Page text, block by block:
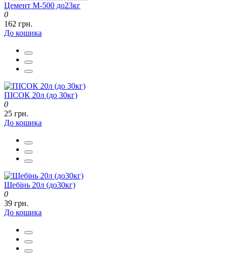
Цемент М-500 до23кг
0
162 грн.
До кошика
ПІСОК 20л (до 30кг)
0
25 грн.
До кошика
Щебінь 20л (до30кг)
0
39 грн.
До кошика